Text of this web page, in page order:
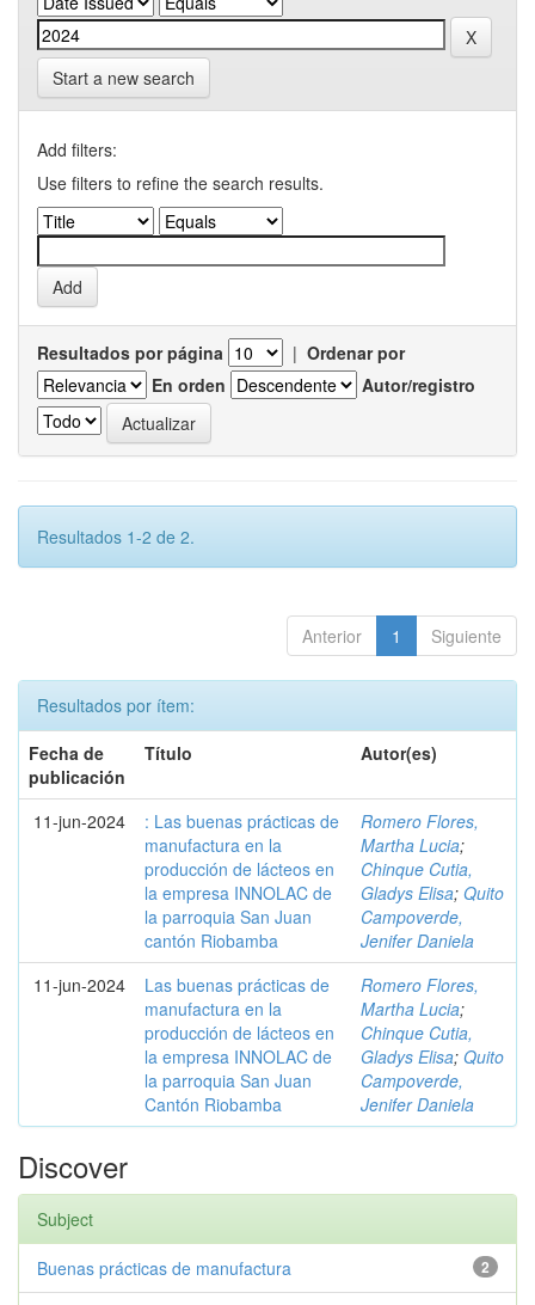
Start a new search
Add filters:
Use filters to refine the search results.
Resultados por página | Ordenar por
En orden
Autor/registro
Resultados 1-2 de 2.
Anterior 1 Siguiente
Resultados por ítem:
Fecha de
publicación
Título Autor(es)
11-jun-2024
: Las buenas prácticas de
manufactura en la
producción de lácteos en
la empresa INNOLAC de
la parroquia San Juan
cantón Riobamba
Romero Flores,
Martha Lucia;
Chinque Cutia,
Gladys Elisa; Quito
Campoverde,
Jenifer Daniela
11-jun-2024
Las buenas prácticas de
manufactura en la
producción de lácteos en
la empresa INNOLAC de
la parroquia San Juan
Cantón Riobamba
Romero Flores,
Martha Lucia;
Chinque Cutia,
Gladys Elisa; Quito
Campoverde,
Jenifer Daniela
Discover
Subject
2
Buenas prácticas de manufactura